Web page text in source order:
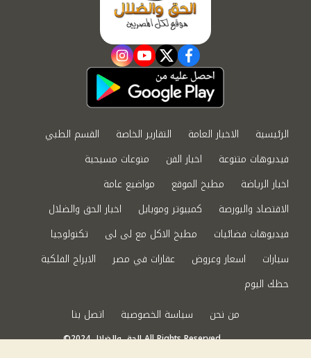
facebook
twitter
youtube
instagram
الرئيسية الاخبار العامة التقارير الخاصة
القسم الطبي
فيديوهات متنوعة
اخبار الفن
منوعات مسيحية
اخبار الرياضة
مطبخ الموقع
مواضيع عامة
الاقتصاد والبورصة
كمبيوتر وموبايل
اخبار الحق والضلال
فيديوهات فضائيات
مطبخ الاكل مع لى لى
تكنولوجيا
سيارات
اسعار وعروض عقارات في مصر
الابراج الفلكية
حظك اليوم
من نحن
سياسة الخصوصية اتصل بنا
©2024 الحق والضلال All Rights Reserved.